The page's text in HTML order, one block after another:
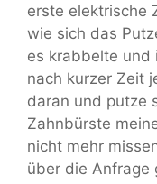
erste elektrische
wie sich das
es krabbelte und
nach kurzer Zeit
daran und putze
Zahnbürste
nicht mehr
über die Anfrage